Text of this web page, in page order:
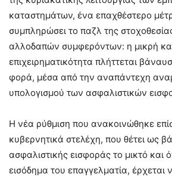
καταστημάτων, ένα επαχθέστερο
συμπληρώσει το παζλ της
αλλοδαπών συμφερόντων: η μικρή
επιχειρηματικότητα πλήττεται
φορά, μέσα από την αναπάντεχη
υπολογισμού των ασφαλιστικών
Η νέα ρύθμιση που ανακοινώθηκε
κυβερνητικά στελέχη, που θέτει ως
ασφαλιστικής εισφοράς το μικτό και
εισόδημα του επαγγελματία, έρχεται